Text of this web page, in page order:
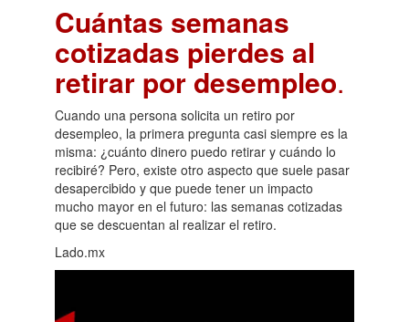
Cuántas semanas
cotizadas pierdes al
retirar por desempleo.
Cuando una persona solicita un retiro por
desempleo, la primera pregunta casi siempre es la
misma: ¿cuánto dinero puedo retirar y cuándo lo
recibiré? Pero, existe otro aspecto que suele pasar
desapercibido y que puede tener un impacto
mucho mayor en el futuro: las semanas cotizadas
que se descuentan al realizar el retiro.
Lado.mx